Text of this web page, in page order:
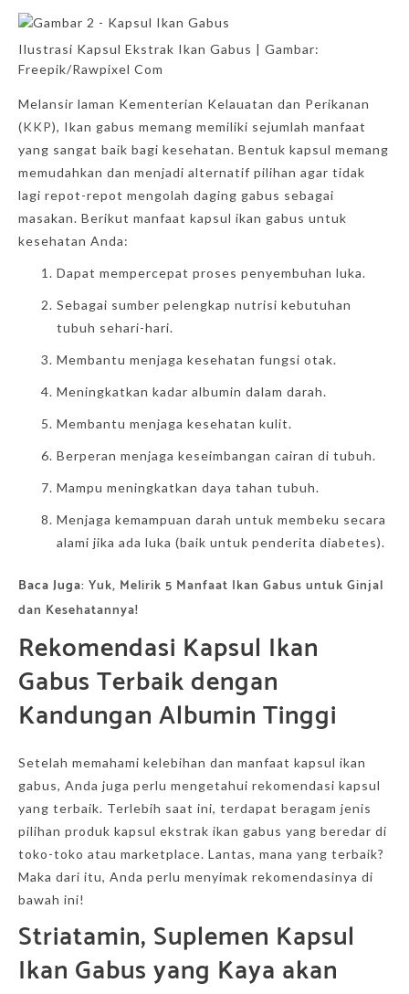
Ilustrasi Kapsul Ekstrak Ikan Gabus | Gambar:
Freepik/Rawpixel Com
Melansir laman Kementerian Kelauatan dan Perikanan
(KKP), Ikan gabus memang memiliki sejumlah manfaat
yang sangat baik bagi kesehatan. Bentuk kapsul memang
memudahkan dan menjadi alternatif pilihan agar tidak
lagi repot-repot mengolah daging gabus sebagai
masakan. Berikut manfaat kapsul ikan gabus untuk
kesehatan Anda:
Dapat mempercepat proses penyembuhan luka.
Sebagai sumber pelengkap nutrisi kebutuhan
tubuh sehari-hari.
Membantu menjaga kesehatan fungsi otak.
Meningkatkan kadar albumin dalam darah.
Membantu menjaga kesehatan kulit.
Berperan menjaga keseimbangan cairan di tubuh.
Mampu meningkatkan daya tahan tubuh.
Menjaga kemampuan darah untuk membeku secara
alami jika ada luka (baik untuk penderita diabetes).
Baca Juga: Yuk, Melirik 5 Manfaat Ikan Gabus untuk Ginjal
dan Kesehatannya!
Rekomendasi Kapsul Ikan
Gabus Terbaik dengan
Kandungan Albumin Tinggi
Setelah memahami kelebihan dan manfaat kapsul ikan
gabus, Anda juga perlu mengetahui rekomendasi kapsul
yang terbaik. Terlebih saat ini, terdapat beragam jenis
pilihan produk kapsul ekstrak ikan gabus yang beredar di
toko-toko atau marketplace. Lantas, mana yang terbaik?
Maka dari itu, Anda perlu menyimak rekomendasinya di
bawah ini!
Striatamin, Suplemen Kapsul
Ikan Gabus yang Kaya akan